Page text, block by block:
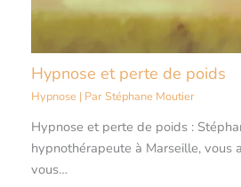
Hypnose et perte de poids
Hypnose | ParStéphane Moutier
Hypnose et perte de poids :
hypnothérapeute à Marseille, vous
vous…